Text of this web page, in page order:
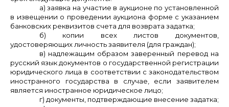
а) заявка на участие в аукционе по установленной
в извещении о проведении аукциона форме с указанием
банковских реквизитов счета для возврата задатка;
б) копии всех листов документов,
удостоверяющих личность заявителя (для граждан);
в) надлежащим образом заверенный перевод на
русский язык документов о государственной регистрации
юридического лица в соответствии с законодательством
иностранного государства в случае, если заявителем
является иностранное юридическое лицо;
г) документы, подтверждающие внесение задатка;